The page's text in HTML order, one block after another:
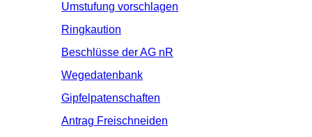
Umstufung vorschlagen
Ringkaution
Beschlüsse der AG nR
Wegedatenbank
Gipfelpatenschaften
Antrag Freischneiden